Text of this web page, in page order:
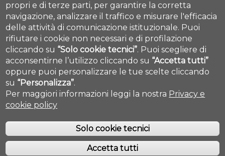
Assicurazione della Qualità di Ateneo
Nucleo di Valutazione
Amministrazione Trasparente
Parla con noi
Cookie settings
Credits
propri e di terze parti, per garantire la corretta
navigazione, analizzare il traffico e misurare l'efficacia
delle attività di comunicazione istituzionale. Puoi
rifiutare i cookie non necessari e di profilazione
cliccando su “Solo cookie tecnici”. Puoi scegliere di
acconsentirne l’utilizzo cliccando su “Accetta tutti”
oppure puoi personalizzare le tue scelte cliccando
su “Personalizza”.
Per maggiori informazioni leggi la nostra Privacy e
cookie policy
Solo cookie tecnici
Accetta tutti